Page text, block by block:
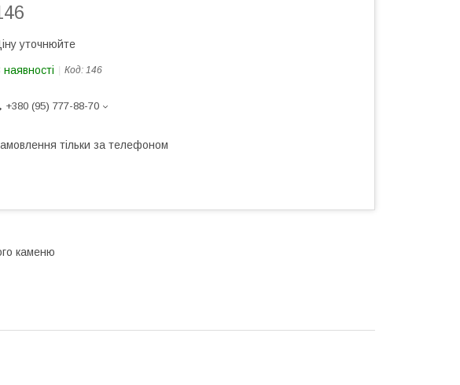
уточнюйте
наявності Код: 146
+380 (95) 777-88-70
тільки за телефоном
каменю